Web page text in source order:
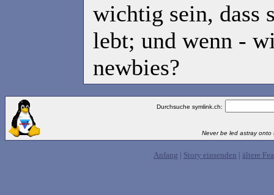
wichtig sein, dass
lebt; und wenn -
newbies?
Durchsuche symlink.ch:
Never be led astray onto
Anfang | Story einsenden | ältere